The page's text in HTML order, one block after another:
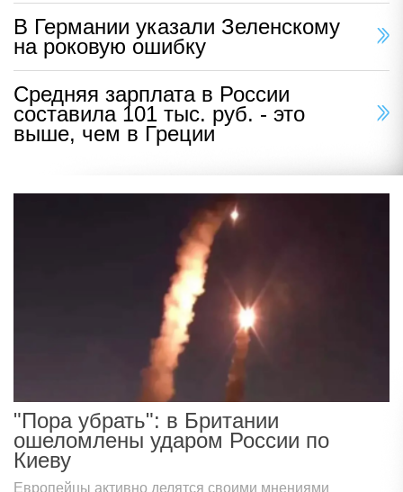
В Германии указали Зеленскому
на роковую ошибку
Средняя зарплата в России
составила 101 тыс. руб. - это
выше, чем в Греции
"Пора убрать": в Британии
ошеломлены ударом России по
Киеву
Европейцы активно делятся своими мнениями